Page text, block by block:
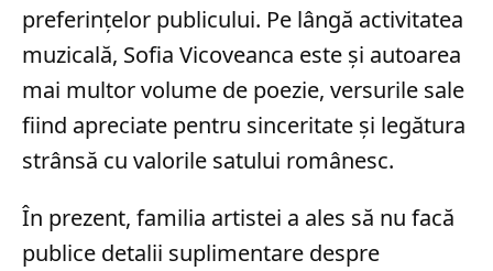
preferințelor publicului. Pe lângă activitatea
muzicală, Sofia Vicoveanca este și autoarea
mai multor volume de poezie, versurile sale
fiind apreciate pentru sinceritate și legătura
strânsă cu valorile satului românesc.
În prezent, familia artistei a ales să nu facă
publice detalii suplimentare despre